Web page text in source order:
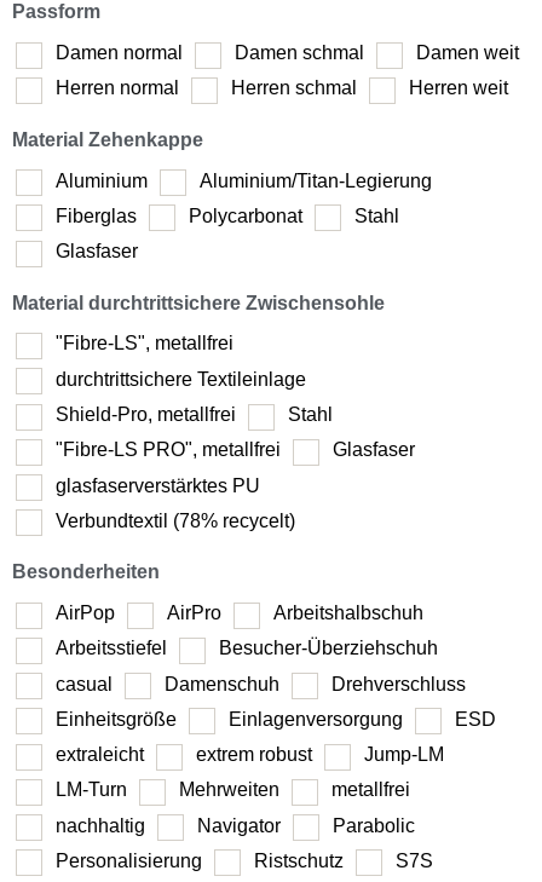
Passform
Damen normal
Damen schmal
Damen weit
Herren normal
Herren schmal Herren weit
Material Zehenkappe
Aluminium
Aluminium/Titan-Legierung
Fiberglas
Polycarbonat
Stahl
Glasfaser
Material durchtrittsichere Zwischensohle
"Fibre-LS", metallfrei
durchtrittsichere Textileinlage
Shield-Pro, metallfrei
Stahl
"Fibre-LS PRO", metallfrei
Glasfaser
glasfaserverstärktes PU
Verbundtextil (78% recycelt)
Besonderheiten
AirPop
AirPro
Arbeitshalbschuh
Arbeitsstiefel
Besucher-Überziehschuh
casual
Damenschuh
Drehverschluss
Einheitsgröße
Einlagenversorgung
ESD
extraleicht
extrem robust
Jump-LM
LM-Turn
Mehrweiten
metallfrei
nachhaltig
Navigator
Parabolic
Personalisierung
Ristschutz S7S